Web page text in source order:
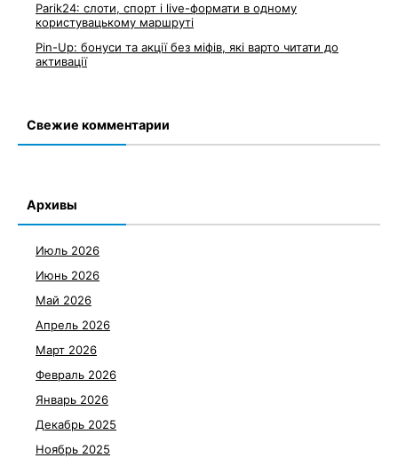
Parik24: слоти, спорт і live-формати в одному
користувацькому маршруті
Pin-Up: бонуси та акції без міфів, які варто читати до
активації
Свежие комментарии
Архивы
Июль 2026
Июнь 2026
Май 2026
Апрель 2026
Март 2026
Февраль 2026
Январь 2026
Декабрь 2025
Ноябрь 2025